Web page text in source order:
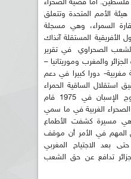
أما قضية الصحراء
الأمم المتحدة وتتعلق
السمراء، وهي مسجلة
1963 وكل الدول الأفريقية المستقلة آنذاك
الصحراوي في تقرير
سنة 1973 لعبت الجزائر والمغرب وموريتانيا –
دورا كبيرا في دعم
استقلال الساقية الحمراء
ووادي الذهب. لكن بعد خروج الإسبان في 1975 قام
الصحراء الغربية في ما سمي
مسيرة كشفت الأطماع
المهم في الأمر أن موقف
حتى بعد الاجتياح المغربي
تدافع عن حق الشعب